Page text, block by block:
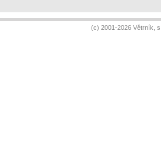
(c) 2001-2026 Větrník,